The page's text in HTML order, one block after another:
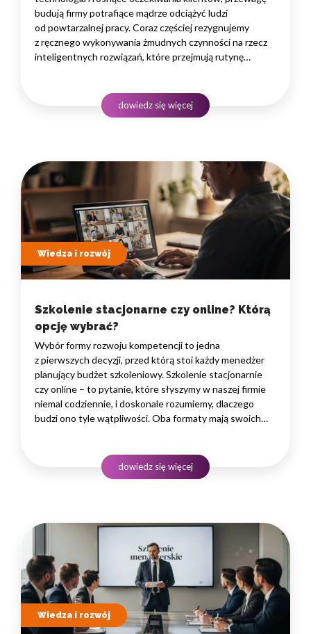
budują firmy potrafiące mądrze odciążyć ludzi
od powtarzalnej pracy. Coraz częściej rezygnujemy
z ręcznego wykonywania żmudnych czynności na rzecz
inteligentnych rozwiązań, które przejmują rutynę
rozwojowego to decyzja strategiczna — wpływa
na wydajność zespołów,…
dowiedz się więcej
Wiedza i rozwój
Szkolenie stacjonarne czy online? Którą
opcję wybrać?
Wybór formy rozwoju kompetencji to jedna
z pierwszych decyzji, przed którą stoi każdy menedżer
planujący budżet szkoleniowy. Szkolenie stacjonarnie
czy online – to pytanie, które słyszymy w naszej firmie
niemal codziennie, i doskonale rozumiemy, dlaczego
budzi ono tyle wątpliwości. Oba formaty mają swoich
branży i dostępnego budżetu.…
dowiedz się więcej
Wiedza i rozwój